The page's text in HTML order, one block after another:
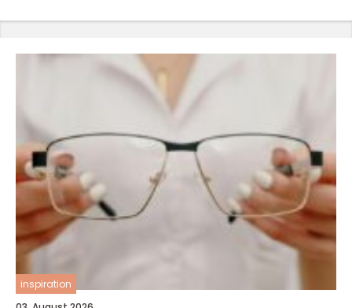
inspiration